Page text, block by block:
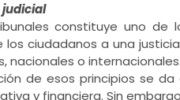
judicial
constituye uno de
ciudadanos a una
o internacionales.
de esos principios se
y financiera. Sin